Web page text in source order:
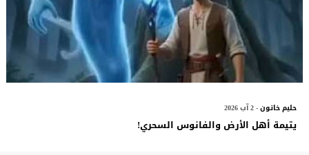
حليم خاتون- 2 آب 2026
يتيمة أهل الأرض والفانوس السحري!